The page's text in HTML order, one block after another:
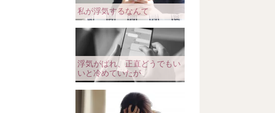
私が浮気するなんて
浮気がばれ、正直どうでもい
いと冷めていたが